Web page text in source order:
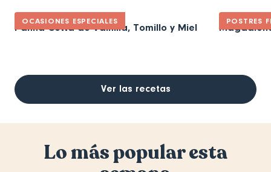
OCASIONES ESPECIALES
Panna Cotta de Vainilla, Tomillo y Miel
POSTRES
Ver las recetas
Lo más popular esta